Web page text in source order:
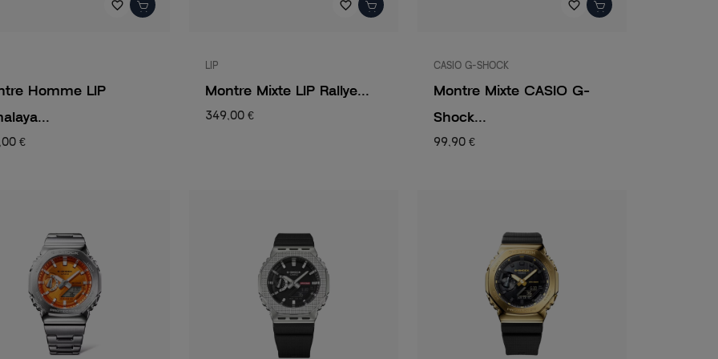
favorite_border
Homme LIP
€
favorite_border
LIP
Montre Mixte LIP Rallye...
349,00 €
favorite_border
CASIO G-SHOCK
Montre Mixte CASIO G-
Shock...
99,90 €